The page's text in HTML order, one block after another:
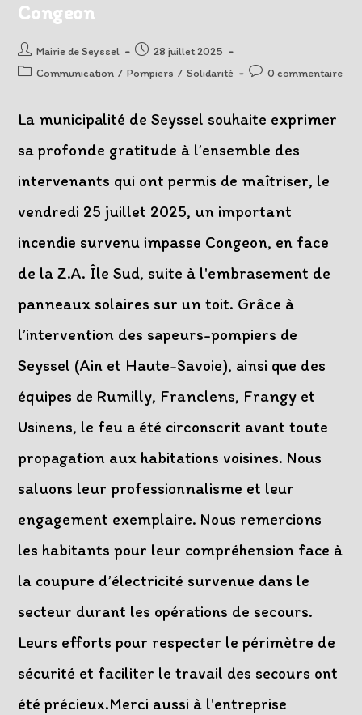
Congeon
Auteur/autrice
de
Mairie de Seyssel
Post
published:
28 juillet 2025
PostCommunication / Pompiers / Solidarité
Post0 commentaire
La municipalité de Seyssel souhaite exprimer
sa profonde gratitude à l’ensemble des
intervenants qui ont permis de maîtriser, le
vendredi 25 juillet 2025, un important
incendie survenu impasse Congeon, en face
de la Z.A. Île Sud, suite à l'embrasement de
panneaux solaires sur un toit. Grâce à
l’intervention des sapeurs-pompiers de
Seyssel (Ain et Haute-Savoie), ainsi que des
équipes de Rumilly, Franclens, Frangy et
Usinens, le feu a été circonscrit avant toute
propagation aux habitations voisines. Nous
saluons leur professionnalisme et leur
engagement exemplaire. Nous remercions
les habitants pour leur compréhension face à
la coupure d’électricité survenue dans le
secteur durant les opérations de secours.
Leurs efforts pour respecter le périmètre de
sécurité et faciliter le travail des secours ont
été précieux.Merci aussi à l'entreprise